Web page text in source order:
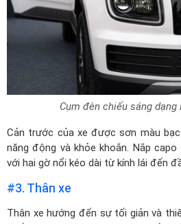
Cụm đèn chiếu sáng dạng
Cản trước của xe được sơn màu
năng động và khỏe khoắn. Nắp
với hai gờ nổi kéo dài từ kính lái đến
#3. Thân xe
Thân xe hướng đến sự tối giản và